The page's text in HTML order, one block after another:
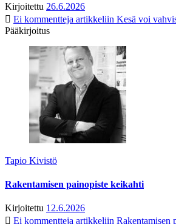
Kirjoitettu 26.6.2026
Ei kommentteja artikkeliin Kesä voi
Pääkirjoitus
Tapio Kivistö
Rakentamisen painopiste keikahti
Kirjoitettu 12.6.2026
Ei kommentteja artikkeliin Rakentamisen